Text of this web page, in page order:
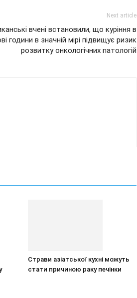
Next article
вчені встановили, що куріння в
години в значній мірі підвищує ризик
розвитку онкологічних патологій
Страви азіатської кухні можуть
стати причиною раку печінки